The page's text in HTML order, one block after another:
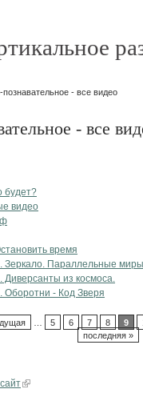
познавательное - все видео
- все
будет?
видео
время
Зеркало. Параллельные миры
из космоса.
Оборотни - Код Зверя
5 6 7 8 9
последняя »